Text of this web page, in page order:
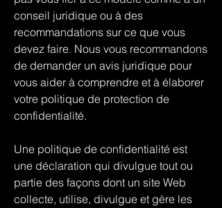
conseil juridique ou à des
recommandations sur ce que vous
devez faire. Nous vous recommandons
de demander un avis juridique pour
vous aider à comprendre et à élaborer
votre politique de protection de
confidentialité.
Une politique de confidentialité est
une déclaration qui divulgue tout ou
partie des façons dont un site Web
collecte, utilise, divulgue et gère les